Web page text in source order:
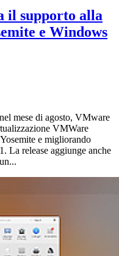
il supporto alla
e Windows
mese di agosto, VMware
VMWare
e migliorando
La release aggiunge anche